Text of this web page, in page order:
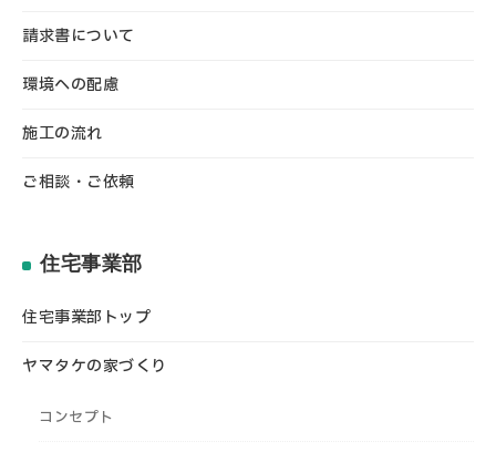
請求書について
環境への配慮
施工の流れ
ご相談・ご依頼
住宅事業部
住宅事業部トップ
ヤマタケの家づくり
コンセプト